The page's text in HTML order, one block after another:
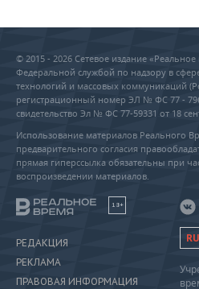
© 2015 - 2026 Сетевое издание
Федеральной службой по надзору в
технологий и массовых коммуникаций
регистрационный номер ЭЛ № ФС 77 -
свидетельство Эл № ФС 77-59331 от 18
Использование материалов Реального
предварительного согласия
прямая гиперссылка обязательны при
воспроизведении материалов.
18+
РЕДАКЦИЯ
РЕКЛАМА
ПРАВОВАЯ ИНФОРМАЦИЯ
RU